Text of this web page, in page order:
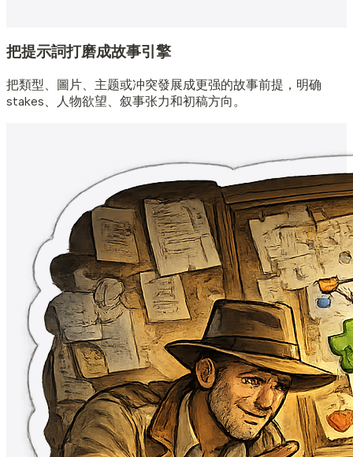
把提示詞打磨成故事引擎
把類型、圖片、主题或冲突發展成更强的故事前提，明确
stakes、人物欲望、叙事张力和初稿方向。